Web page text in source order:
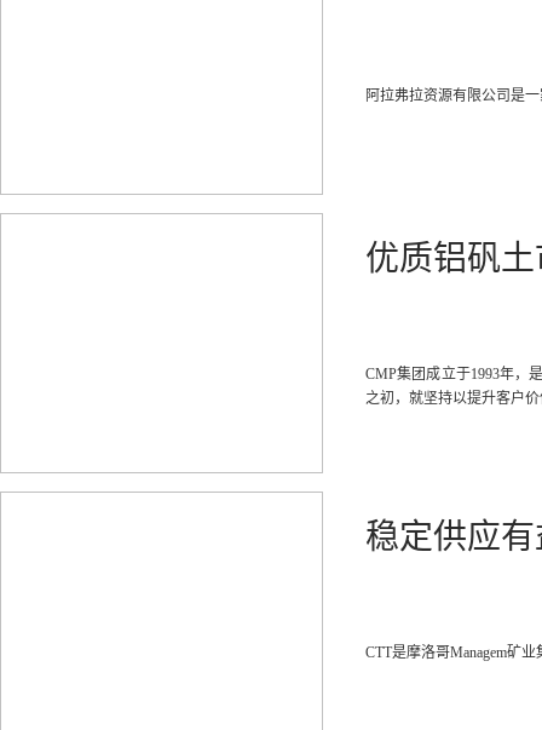
阿拉弗拉资源有限公司是
优质铝矾
CMP集团成立于1993年，
之初，就坚持以提升客户
稳定供应
CTT是摩洛哥Managem矿